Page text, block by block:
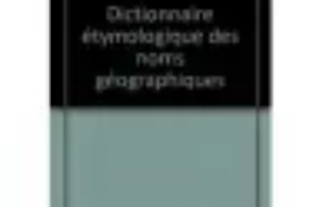
Cartographie et outilsExploration
Géographie Physique Îles et régions
Géographie Explore